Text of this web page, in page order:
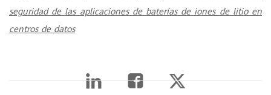
seguridad de las aplicaciones de baterías de iones de litio en
centros de datos